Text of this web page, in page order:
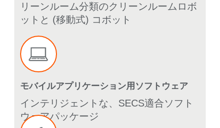
リーンルーム分類のクリーンルームロボ
ットと (移動式) コボット
モバイルアプリケーション用ソフトウェア
インテリジェントな、SECS適合ソフト
ウェアパッケージ